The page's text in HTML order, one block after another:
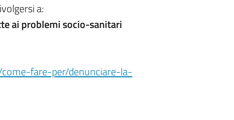
a:
ai problemi socio-sanitari
fare-per/denunciare-la-